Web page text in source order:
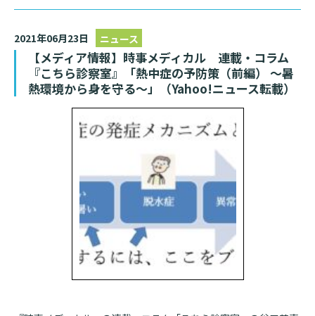
2021年06月23日 ニュース
【メディア情報】時事メディカル 連載・コラム
『こちら診察室』「熱中症の予防策（前編） ～暑
熱環境から身を守る～」（Yahoo!ニュース転載）